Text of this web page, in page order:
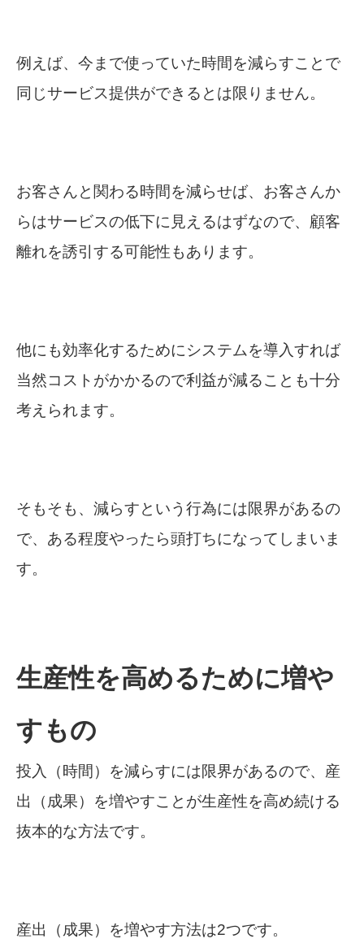
例えば、今まで使っていた時間を減らすことで
同じサービス提供ができるとは限りません。
お客さんと関わる時間を減らせば、お客さんか
らはサービスの低下に見えるはずなので、顧客
離れを誘引する可能性もあります。
他にも効率化するためにシステムを導入すれば
当然コストがかかるので利益が減ることも十分
考えられます。
そもそも、減らすという行為には限界があるの
で、ある程度やったら頭打ちになってしまいま
す。
生産性を高めるために増や
すもの
投入（時間）を減らすには限界があるので、産
出（成果）を増やすことが生産性を高め続ける
抜本的な方法です。
産出（成果）を増やす方法は2つです。